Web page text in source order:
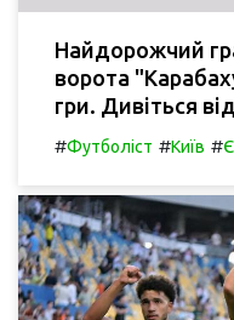
Найдорожчий
ворота
гри. Дивіться
#Футболіст #Київ #